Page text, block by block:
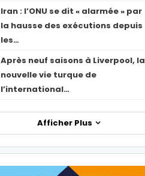
Iran : l’ONU se dit « alarmée » par
la hausse des exécutions depuis
les…
Après neuf saisons à Liverpool, la
nouvelle vie turque de
l’international…
Afficher Plus